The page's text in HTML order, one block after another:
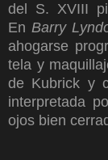
del S. XVIII
En Barry
ahogarse
tela y
de Kubrick y
interpretada
ojos bien